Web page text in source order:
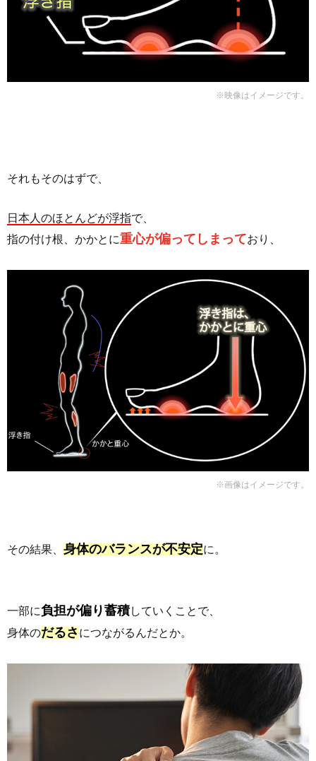
※映像はイメージです。
それもそのはずで、
日本人のほとんどが浮指で、
指の付け根、かかとに重心が偏ってしまっており、
※画像はイメージです。
その結果、 身体のバランスが不安定に。
一部に負担が偏り蓄積していくことで、
身体のだるさ につながるんだとか。